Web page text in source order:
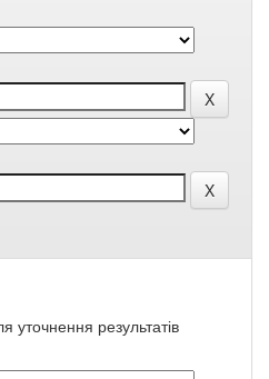
уточнення результатів